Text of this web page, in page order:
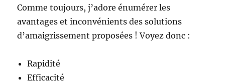
Comme toujours, j’adore énumérer les
avantages et inconvénients des solutions
d’amaigrissement proposées ! Voyez donc :
Rapidité
Efficacité